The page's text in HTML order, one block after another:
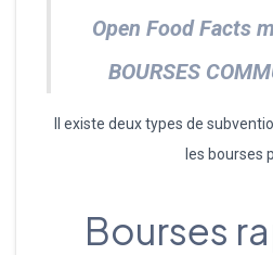
Open Food Facts
BOURSES
Il existe deux types de
les bourses
Bourses